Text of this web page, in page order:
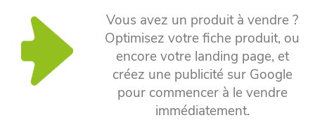
Vous avez un produit à vendre ?
Optimisez votre fiche produit, ou
encore votre landing page, et
créez une publicité sur Google
pour commencer à le vendre
immédiatement.